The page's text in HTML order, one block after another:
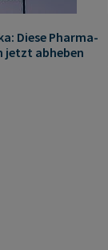
Diese Pharma-
jetzt abheben